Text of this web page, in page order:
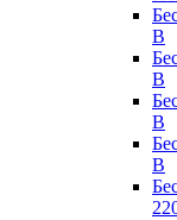
В
В
В
В